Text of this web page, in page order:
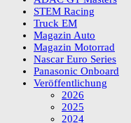
STEM Racing
Truck EM
Magazin Auto
Magazin Motorrad
Nascar Euro Series
Panasonic Onboard
Veröffentlichung
2026
2025
2024